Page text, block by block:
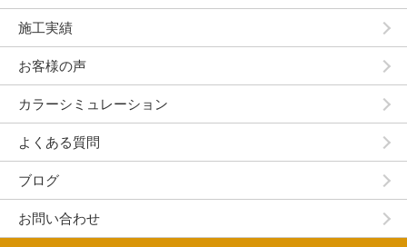
施工実績
お客様の声
カラーシミュレーション
よくある質問
ブログ
お問い合わせ